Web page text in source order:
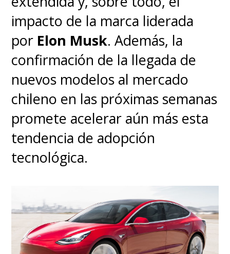
impacto de la marca liderada
por Elon Musk. Además, la
confirmación de la llegada de
nuevos modelos al mercado
chileno en las próximas semanas
promete acelerar aún más esta
tendencia de adopción
tecnológica.